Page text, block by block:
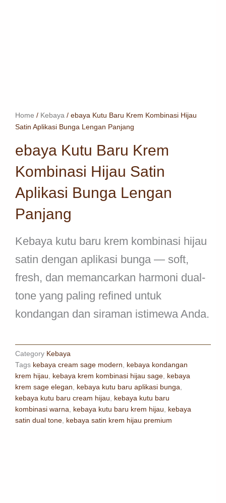
Home / Kebaya / ebaya Kutu Baru Krem Kombinasi Hijau
Satin Aplikasi Bunga Lengan Panjang
ebaya Kutu Baru Krem
Kombinasi Hijau Satin
Aplikasi Bunga Lengan
Panjang
Kebaya kutu baru krem kombinasi hijau
satin dengan aplikasi bunga — soft,
fresh, dan memancarkan harmoni dual-
tone yang paling refined untuk
kondangan dan siraman istimewa Anda.
Category Kebaya
Tags kebaya cream sage modern, kebaya kondangan
krem hijau, kebaya krem kombinasi hijau sage, kebaya
krem sage elegan, kebaya kutu baru aplikasi bunga,
kebaya kutu baru cream hijau, kebaya kutu baru
kombinasi warna, kebaya kutu baru krem hijau, kebaya
satin dual tone, kebaya satin krem hijau premium